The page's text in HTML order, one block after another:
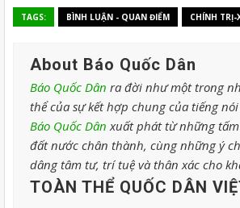
TAGS: BÌNH LUẬN - QUAN ĐIỂM CHÍNH TRỊ-
About Báo Quốc Dân
Báo Quốc Dân ra đời như một trong
thể của sự kết hợp chung của tiếng
Báo Quốc Dân xuất phát từ những
đất nước chân thành, cùng những ý
dâng tâm tư, trí tuệ và thân xác cho
TOÀN THỂ QUỐC DÂN